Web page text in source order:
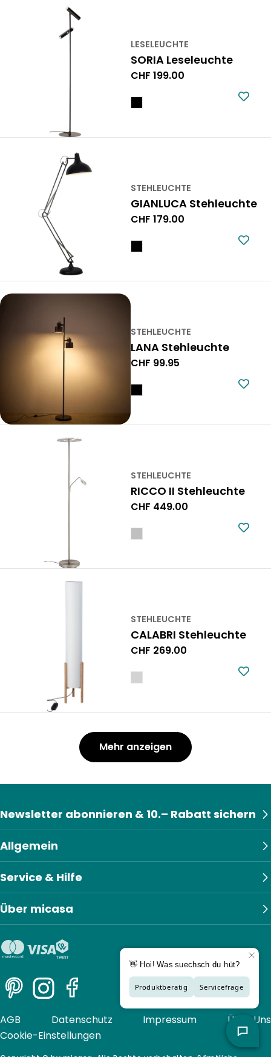
LESELEUCHTE
SORIA Leseleuchte
Regulärer
CHF 199.00
STEHLEUCHTE
GIANLUCA Stehleuchte
Regulärer
CHF 179.00
STEHLEUCHTE
LANA Stehleuchte
Regulärer
CHF 99.95
STEHLEUCHTE
RICCO II Stehleuchte
Regulärer
CHF 449.00
STEHLEUCHTE
CALABRI Stehleuchte
Regulärer
CHF 269.00
Mehr anzeigen
Allgemein
Service & Hilfe
Über micasa
Newsletter abonnieren & 10.– Rabatt sichern
PinterestInstagramFacebook
AGB Datenschutz Impressum
Über Uns
Cookie-Einstellungen